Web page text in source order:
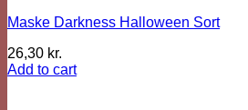
Maske Darkness Halloween Sort
26,30 kr.
Add to cart